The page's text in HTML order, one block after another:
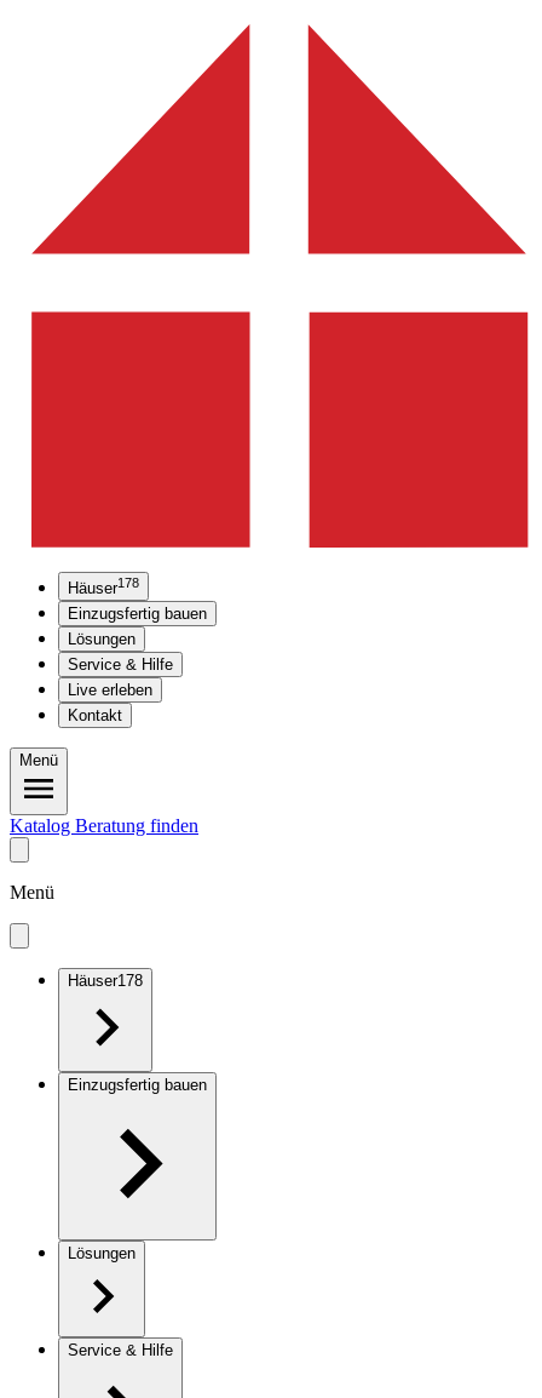
Häuser178
Einzugsfertig bauen
Lösungen
Service & Hilfe
Live erleben
Kontakt
Menü
Katalog Beratung finden
Menü
Häuser178
Einzugsfertig bauen
Lösungen
Service & Hilfe